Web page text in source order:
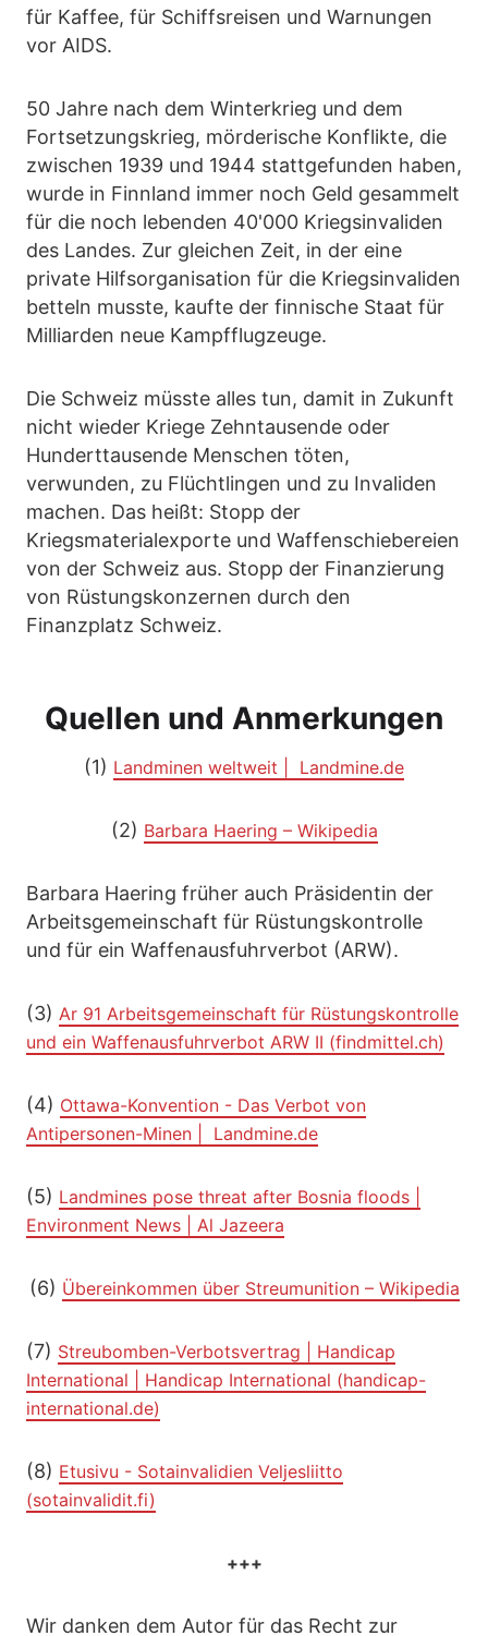
für Kaffee, für Schiffsreisen und Warnungen
vor AIDS.
50 Jahre nach dem Winterkrieg und dem
Fortsetzungskrieg, mörderische Konflikte, die
zwischen 1939 und 1944 stattgefunden haben,
wurde in Finnland immer noch Geld gesammelt
für die noch lebenden 40'000 Kriegsinvaliden
des Landes. Zur gleichen Zeit, in der eine
private Hilfsorganisation für die Kriegsinvaliden
betteln musste, kaufte der finnische Staat für
Milliarden neue Kampfflugzeuge.
Die Schweiz müsste alles tun, damit in Zukunft
nicht wieder Kriege Zehntausende oder
Hunderttausende Menschen töten,
verwunden, zu Flüchtlingen und zu Invaliden
machen. Das heißt: Stopp der
Kriegsmaterialexporte und Waffenschiebereien
von der Schweiz aus. Stopp der Finanzierung
von Rüstungskonzernen durch den
Finanzplatz Schweiz.
Quellen und Anmerkungen
(1) Landminen weltweit | Landmine.de
(2) Barbara Haering – Wikipedia
Barbara Haering früher auch Präsidentin der
Arbeitsgemeinschaft für Rüstungskontrolle
und für ein Waffenausfuhrverbot (ARW).
(3) Ar 91 Arbeitsgemeinschaft für Rüstungskontrolle
und ein Waffenausfuhrverbot ARW II (findmittel.ch)
(4) Ottawa-Konvention - Das Verbot von
Antipersonen-Minen | Landmine.de
(5) Landmines pose threat after Bosnia floods |
Environment News | Al Jazeera
(6) Übereinkommen über Streumunition – Wikipedia
(7) Streubomben-Verbotsvertrag | Handicap
International | Handicap International (handicap-
international.de)
(8) Etusivu - Sotainvalidien Veljesliitto
(sotainvalidit.fi)
+++
Wir danken dem Autor für das Recht zur